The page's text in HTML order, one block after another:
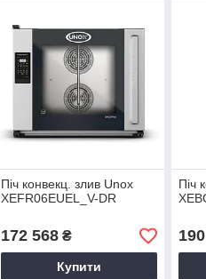
Піч конвекц. злив Unox
XEFR06EUEL_V-DR
172 568₴
Купити
Піч